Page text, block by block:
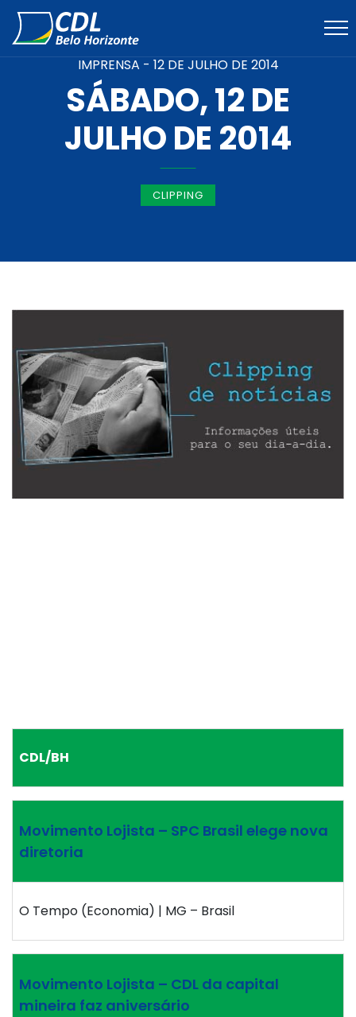
IMPRENSA - 12 DE JULHO DE 2014
SÁBADO, 12 DE
JULHO DE 2014
CLIPPING
CDL/BH
Movimento Lojista – SPC Brasil elege nova
diretoria
O Tempo (Economia) | MG – Brasil
Movimento Lojista – CDL da capital
mineira faz aniversário